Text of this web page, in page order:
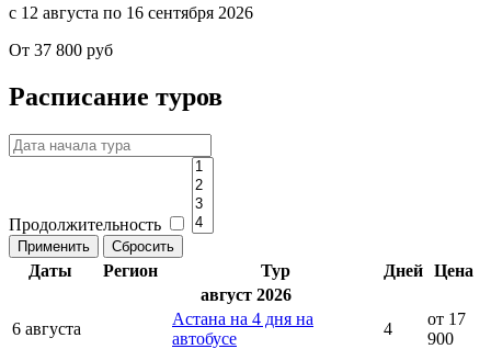
с 12 августа по 16 сентября 2026
От 37 800 руб
Расписание туров
Продолжительность
Даты Регион Тур Дней Цена
август 2026
6 августа
Астана на 4 дня на
автобусе
4
от 17
900